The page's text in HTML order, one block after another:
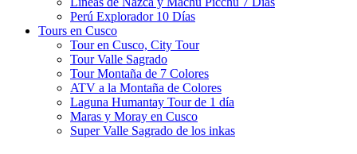
Perú Explorador 10 Días
Tours en Cusco
Tour en Cusco, City Tour
Tour Valle Sagrado
Tour Montaña de 7 Colores
ATV a la Montaña de Colores
Laguna Humantay Tour de 1 día
Maras y Moray en Cusco
Super Valle Sagrado de los inkas